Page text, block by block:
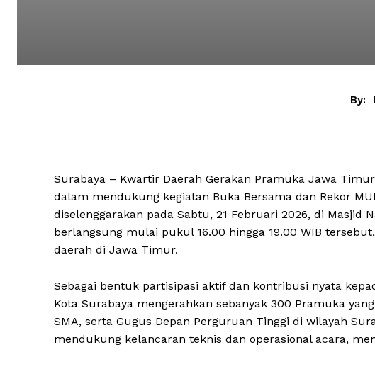
By:
Surabaya – Kwartir Daerah Gerakan Pramuka Jawa
dalam mendukung kegiatan Buka Bersama dan Rekor
diselenggarakan pada Sabtu, 21 Februari 2026, di Masjid
berlangsung mulai pukul 16.00 hingga 19.00 WIB
daerah di Jawa Timur.
Sebagai bentuk partisipasi aktif dan kontribusi nyata
Kota Surabaya mengerahkan sebanyak 300 Pramuka
SMA, serta Gugus Depan Perguruan Tinggi di wilayah
mendukung kelancaran teknis dan operasional acara,